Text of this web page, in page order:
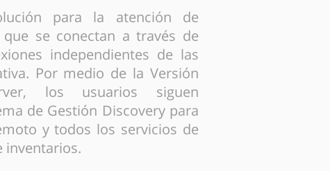
para la atención de
se conectan a través de
independientes de las
Por medio de la Versión
los usuarios siguen
de Gestión Discovery para
y todos los servicios de
inventarios.